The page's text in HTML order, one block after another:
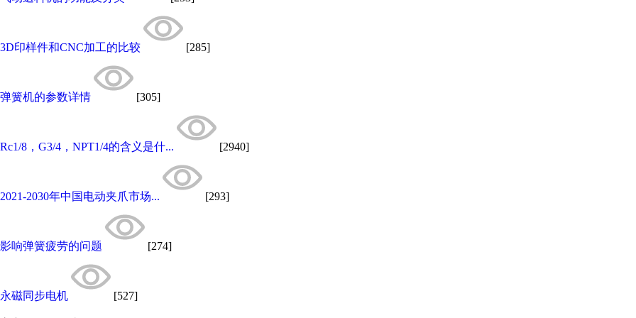
3D印样件和CNC加工的比较 [285]
弹簧机的参数详情 [305]
Rc1/8，G3/4，NPT1/4的含义是什... [2940]
2021-2030年中国电动夹爪市场... [293]
影响弹簧疲劳的问题 [274]
永磁同步电机 [527]